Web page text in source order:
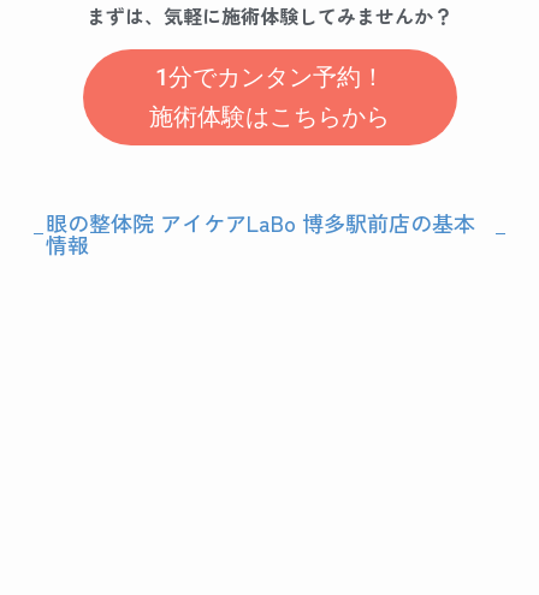
まずは、気軽に施術体験してみませんか？
1分でカンタン予約！
施術体験はこちらから
眼の整体院 アイケアLaBo 博多駅前店の基本
情報